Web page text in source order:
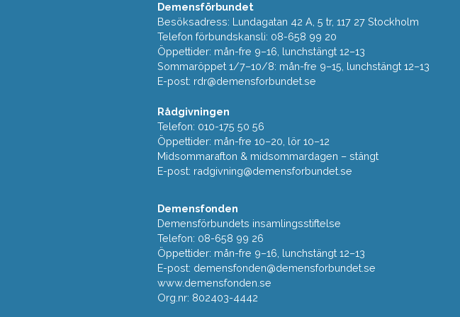
Demensförbundet
Besöksadress: Lundagatan 42 A, 5 tr, 117 27 Stockholm
Telefon förbundskansli: 08-658 99 20
Öppettider: mån-fre 9–16, lunchstängt 12–13
Sommaröppet 1/7–10/8: mån-fre 9–15, lunchstängt 12–13
E-post: rdr@demensforbundet.se
Rådgivningen
Telefon: 010-175 50 56
Öppettider: mån-fre 10–20, lör 10–12
Midsommarafton & midsommardagen – stängt
E-post: radgivning@demensforbundet.se
Demensfonden
Demensförbundets insamlingsstiftelse
Telefon: 08-658 99 26
Öppettider: mån-fre 9–16, lunchstängt 12–13
E-post: demensfonden@demensforbundet.se
www.demensfonden.se
Org.nr: 802403-4442